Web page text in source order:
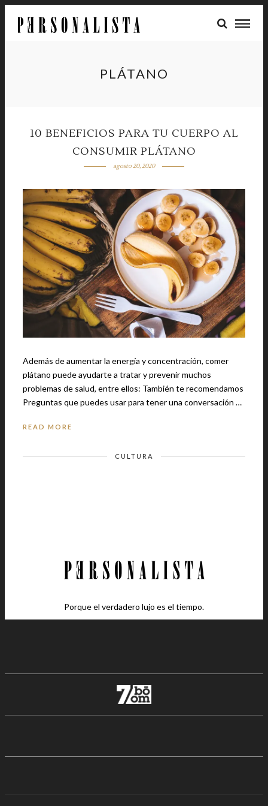
PLÁTANO
10 BENEFICIOS PARA TU CUERPO AL
CONSUMIR PLÁTANO
agosto 20, 2020
Además de aumentar la energía y concentración, comer
plátano puede ayudarte a tratar y prevenir muchos
problemas de salud, entre ellos: También te recomendamos
Preguntas que puedes usar para tener una conversación …
READ MORE
CULTURA
Porque el verdadero lujo es el tiempo.